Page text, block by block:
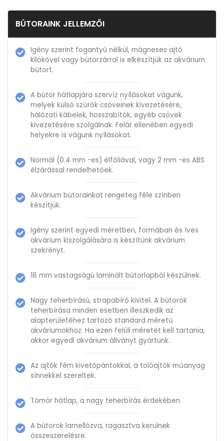
BÚTORAINK JELLEMZŐI
Igény szerint fogantyú nélkül, mágneses ajtó
kilökővel vagy bútorzárral is elkészítjük az akvárium
bútort.
A bútor hátlapjára szervíz nyílásokat vágunk,
melyek külső szűrők csöveinek kivezetésére,
hálózati kábelek, hosszabítók, egyéb csövek
kivezetésére szolgálnak. Felár ellenében egyedi
helyekre is vágunk nyílásokat.
Normál (0.4 mm -es) élfóliával, vagy 2 mm -es ABS
élzárással rendelhetőek.
Akvárium bútorainkat rengeteg féle színben
készítjük.
Igény szerint egyedi méretben, formában és íves
akvárium kiszolgálására is készítünk akvárium
szekrényt.
18 mm vastagságú laminált bútorlapból készülnek.
Nagy teherbírású, strapabíró kivitel. A bútorok
teherbírása minden esetben illeszkedik az
alapterületéhez tartozó standard méretű
akváriumokhoz. Ha ezen felüli méretet kell tartania,
akkor egyedi akvárium állványt gyártunk.
Az ajtók fém kivetőpántokkal, a tolóajtók műanyag
sínnekkel szereltek.
Tömör hátlap, a nagy teherbírás érdekében.
A bútorok lamellózva, ragasztva kerülnek
összeszerelésre.